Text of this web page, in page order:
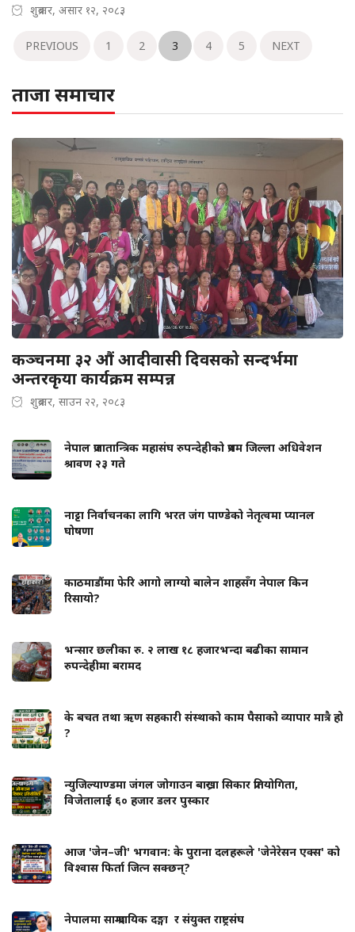
शुक्रबार, असार १२, २०८३
PREVIOUS 1 2 3 4 5 NEXT
ताजा समाचार
कञ्चनमा ३२ औं आदीवासी दिवसको सन्दर्भमा
अन्तरकृया कार्यक्रम सम्पन्न
शुक्रबार, साउन २२, २०८३
नेपाल प्रजातान्त्रिक महासंघ रुपन्देहीको प्रथम जिल्ला अधिवेशन
श्रावण २३ गते
नाट्टा निर्वाचनका लागि भरत जंग पाण्डेको नेतृत्वमा प्यानल
घोषणा
काठमाडौंमा फेरि आगो लाग्यो बालेन शाहसँग नेपाल किन
रिसायो?
भन्सार छलीका रु. २ लाख १८ हजारभन्दा बढीका सामान
रुपन्देहीमा बरामद
के बचत तथा ऋण सहकारी संस्थाको काम पैसाको व्यापार मात्रै हो
?
न्युजिल्याण्डमा जंगल जोगाउन बाख्रा सिकार प्रतियोगिता,
विजेतालाई ६० हजार डलर पुस्कार
आज 'जेन–जी' भगवान: के पुराना दलहरूले 'जेनेरेसन एक्स' को
विश्वास फिर्ता जित्न सक्छन्?
नेपालमा साम्प्रदायिक दङ्गा र संयुक्त राष्ट्रसंघ